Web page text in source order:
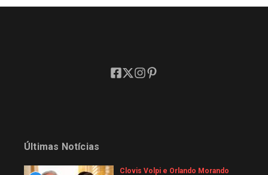
Últimas Notícias
Clovis Volpi e Orlando Morando